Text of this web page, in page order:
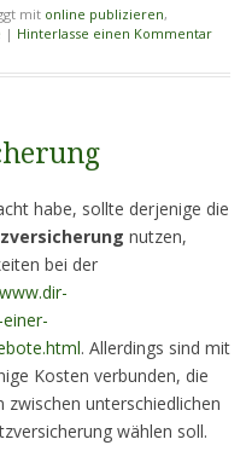
mit online publizieren,
| Hinterlasse einen Kommentar
habe, sollte derjenige die
nutzen,
bei der
. Allerdings sind mit
Kosten verbunden, die
unterschiedlichen
wählen soll.